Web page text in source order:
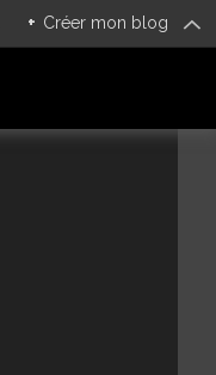
+ Créer mon blog